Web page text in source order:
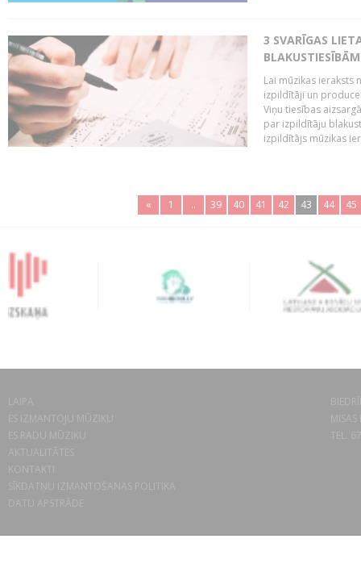
3 SVARĪGAS
BLAKUSTIESĪBĀM
Lai mūzikas ieraksts
izpildītāji un
Viņu tiesības
par izpildītāju
izpildītājs mūzikas
« 1 .. 39 40 41 42 43 44 45
LAIPA
ES IZMANTOJU MŪZIKU
ES RADU MŪZIKU
AKTUALITĀTES
KONTAKTI
SĪKDATŅU IZMANTOŠANAS POLITIKA
DATU APSTRĀDE
TEL.